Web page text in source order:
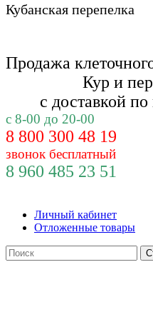
Кубанская перепелка
Продажа
Кур и
с доставкой по
с 8-00 до 20-00
8 800 300 48 19
звонок бесплатный
8 960 485 23 51
Личный кабинет
Отложенные товары